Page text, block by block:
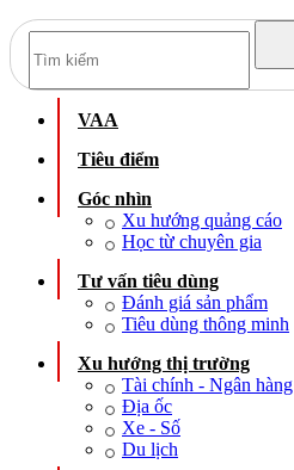
VAA
Tiêu điểm
Góc nhìn
Xu hướng quảng cáo
Học từ chuyên gia
Tư vấn tiêu dùng
Đánh giá sản phẩm
Tiêu dùng thông minh
Xu hướng thị trường
Tài chính - Ngân hàng
Địa ốc
Xe - Số
Du lịch